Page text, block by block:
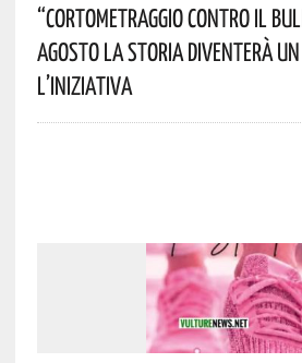
“Cortometraggio Contro Il
Agosto La Storia Diventerà Un
L’iniziativa